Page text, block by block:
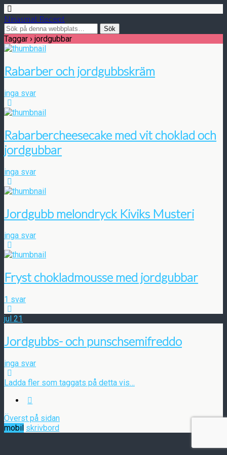
Ninasmat Recept
Taggar › jordgubbar
Rabarber och jordgubbskräm
inga svar
Rabarbercheesecake med vit choklad och
jordgubbar
inga svar
Jordgubb melondryck Kiviks Musteri
inga svar
Fryst chokladmousse med jordgubbar
1 svar
jul 21
Jordgubbs- och punschsemifreddo
inga svar
Ladda fler som taggats på detta vis…
Överst på sidan
mobil skrivbord